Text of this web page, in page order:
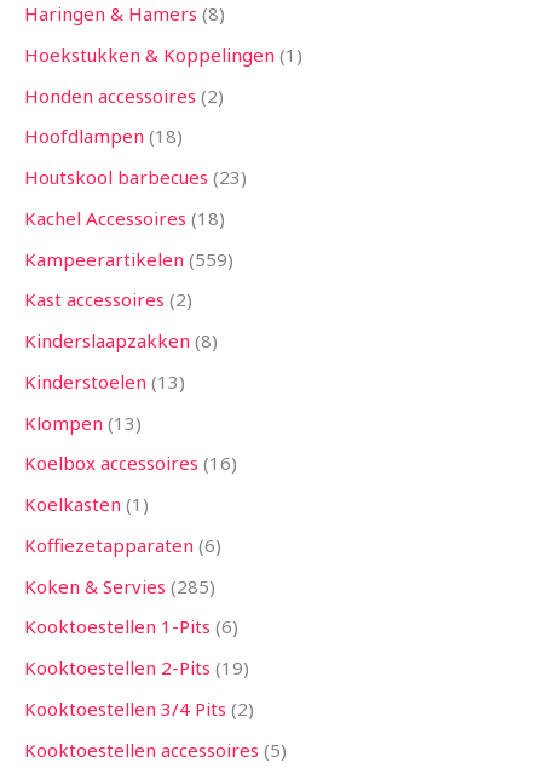
Haringen & Hamers 8
Hoekstukken & Koppelingen 1
Honden accessoires 2
Hoofdlampen 18
Houtskool barbecues 23
Kachel Accessoires 18
Kampeerartikelen 559
Kast accessoires 2
Kinderslaapzakken 8
Kinderstoelen 13
Klompen 13
Koelbox accessoires 16
Koelkasten 1
Koffiezetapparaten 6
Koken & Servies 285
Kooktoestellen 1-Pits 6
Kooktoestellen 2-Pits 19
Kooktoestellen 3/4 Pits 2
Kooktoestellen accessoires 5